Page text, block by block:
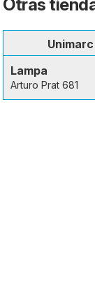
Otras
Unimarc
Lampa
Arturo Prat 681